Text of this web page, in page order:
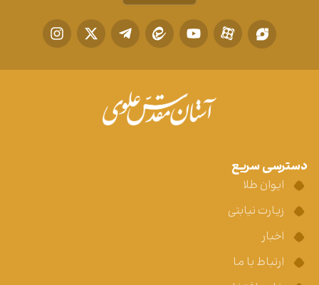
دسترسی سریع
ایوان طلا
زیارت نیابتی
اخبار
ارتباط با ما